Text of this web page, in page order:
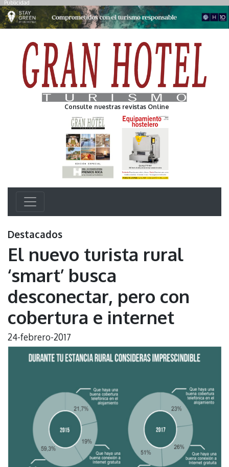
Publicidad
Consulte nuestras revistas Online
Destacados
El nuevo turista rural
‘smart’ busca
desconectar, pero con
cobertura e internet
24-febrero-2017